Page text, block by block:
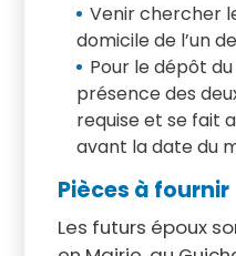
Venir chercher
domicile de l’un
Pour le dépôt
présence des
requise et se fait
avant la date du
Pièces à fournir
Les futurs époux